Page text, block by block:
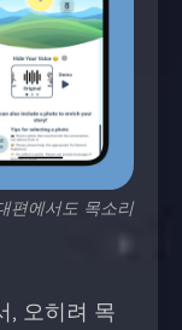
편에서도 목소리
, 오히려 목